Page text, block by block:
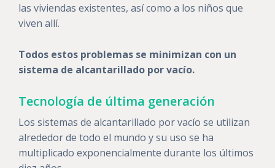
las viviendas existentes, así como a los niños que
viven allí.
Todos estos problemas se minimizan con un
sistema de alcantarillado por vacío.
Tecnología de última generación
Los sistemas de alcantarillado por vacío se utilizan
alrededor de todo el mundo y su uso se ha
multiplicado exponencialmente durante los últimos